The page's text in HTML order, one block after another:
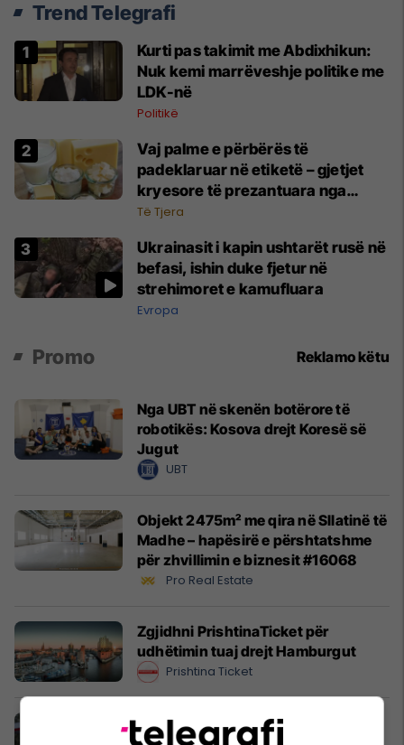
Trend Telegrafi
Kurti pas takimit me Abdixhikun:
Nuk kemi marrëveshje politike me
LDK-në
Politikë
Vaj palme e përbërës të
padeklaruar në etiketë – gjetjet
kryesore të prezantuara nga
AUV-i pas kontrollit në sektorin e
Të Tjera
Ukrainasit i kapin ushtarët rusë në
befasi, ishin duke fjetur në
strehimoret e kamufluara
Evropa
Promo Reklamo këtu
Nga UBT në skenën botërore të
robotikës: Kosova drejt Koresë së
Jugut
UBT
Objekt 2475m² me qira në Sllatinë të
Madhe – hapësirë e përshtatshme
për zhvillimin e biznesit #16068
Pro Real Estate
Zgjidhni PrishtinaTicket për
udhëtimin tuaj drejt Hamburgut
Prishtina Ticket
Karburant cilësor dhe shumë më